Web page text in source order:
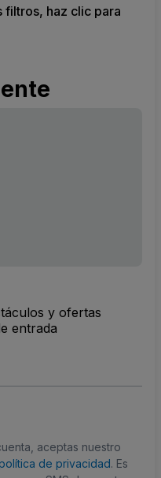
filtros, haz clic para
y ofertas
entrada
aceptas nuestro
de privacidad. Es